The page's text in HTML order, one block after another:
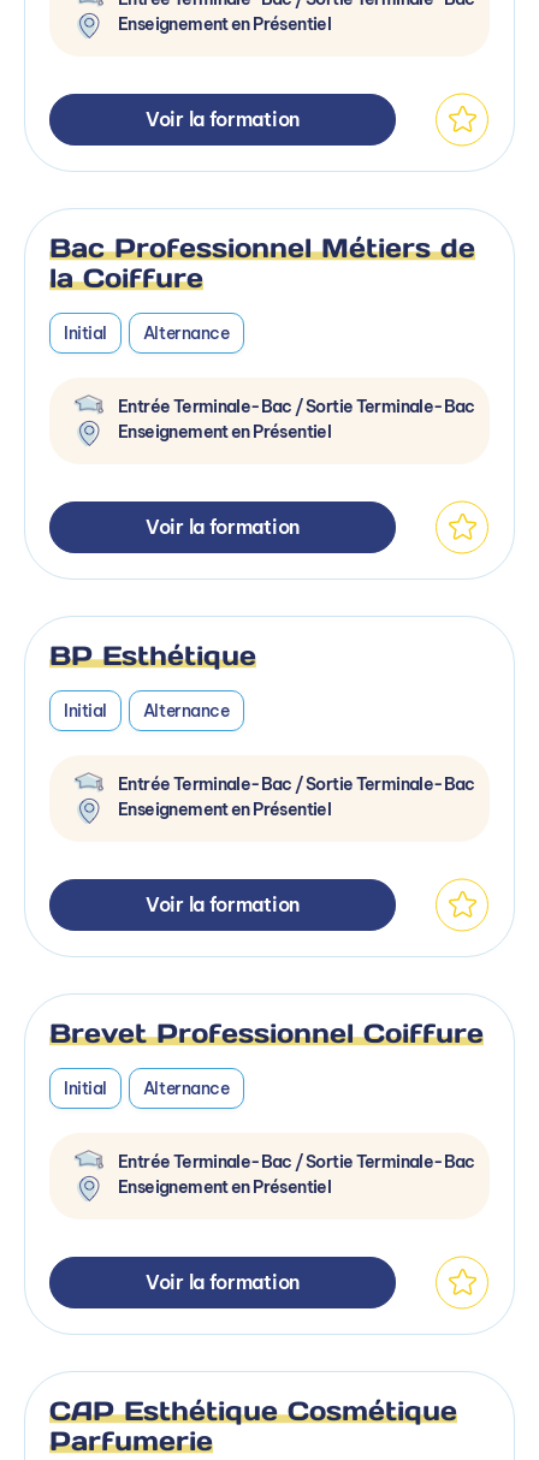
Enseignement en Présentiel
Voir la formation
Bac Professionnel Métiers de
la Coiffure
Initial Alternance
Entrée Terminale-Bac / Sortie Terminale-Bac
Enseignement en Présentiel
Voir la formation
BP Esthétique
Initial Alternance
Entrée Terminale-Bac / Sortie Terminale-Bac
Enseignement en Présentiel
Voir la formation
Brevet Professionnel Coiffure
Initial Alternance
Entrée Terminale-Bac / Sortie Terminale-Bac
Enseignement en Présentiel
Voir la formation
CAP Esthétique Cosmétique
Parfumerie